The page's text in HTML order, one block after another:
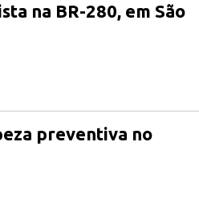
na BR-280, em São
preventiva no